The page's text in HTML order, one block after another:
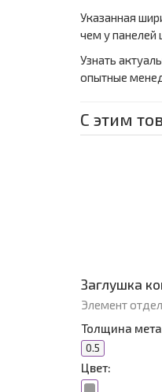
Указанная
чем у панелей
Узнать
опытные
С этим
Заглушка
Элемент
Толщина
0.5
Цвет: